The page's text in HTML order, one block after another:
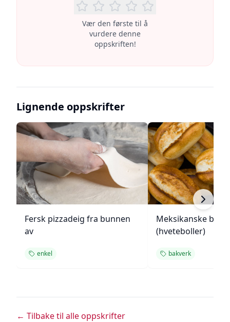
Vær den første til å
vurdere denne
oppskriften!
Lignende oppskrifter
Fersk pizzadeig fra bunnen
av
enkel
Meksikanske
(hveteboller)
bakverk
← Tilbake til alle oppskrifter